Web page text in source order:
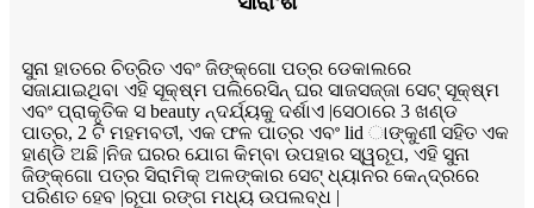
ସୁନା ହାତରେ ଚିତ୍ରିତ ଏବଂ ଜିଙ୍କ୍ଗୋ ପତ୍ର ଡେକାଲରେ
ସଜାଯାଇଥିବା ଏହି ସୂକ୍ଷ୍ମ ପଲିରେସିନ୍ ଘର ସାଜସଜ୍ଜା ସେଟ୍ ସୂକ୍ଷ୍ମ
ଏବଂ ପ୍ରାକୃତିକ ସ beauty ନ୍ଦର୍ଯ୍ୟକୁ ଦର୍ଶାଏ |ସେଠାରେ 3 ଖଣ୍ଡ
ପାତ୍ର, 2 ଟି ମହମବତୀ, ଏକ ଫଳ ପାତ୍ର ଏବଂ lid ାଙ୍କୁଣୀ ସହିତ ଏକ
ହାଣ୍ଡି ଅଛି |ନିଜ ଘରର ଯୋଗ କିମ୍ବା ଉପହାର ସ୍ୱରୂପ, ଏହି ସୁନା
ଜିଙ୍କ୍ଗୋ ପତ୍ର ସିରାମିକ୍ ଅଳଙ୍କାର ସେଟ୍ ଧ୍ୟାନର କେନ୍ଦ୍ରରେ
ପରିଣତ ହେବ |ରୂପା ରଙ୍ଗ ମଧ୍ୟ ଉପଲବ୍ଧ |